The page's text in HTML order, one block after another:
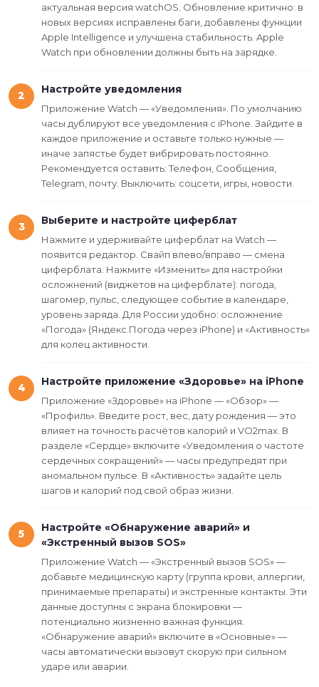
актуальная версия watchOS. Обновление критично: в
новых версиях исправлены баги, добавлены функции
Apple Intelligence и улучшена стабильность. Apple
Watch при обновлении должны быть на зарядке.
2
Настройте уведомления
Приложение Watch — «Уведомления». По умолчанию
часы дублируют все уведомления с iPhone. Зайдите в
каждое приложение и оставьте только нужные —
иначе запястье будет вибрировать постоянно.
Рекомендуется оставить: Телефон, Сообщения,
Telegram, почту. Выключить: соцсети, игры, новости.
3
Выберите и настройте циферблат
Нажмите и удерживайте циферблат на Watch —
появится редактор. Свайп влево/вправо — смена
циферблата. Нажмите «Изменить» для настройки
осложнений (виджетов на циферблате): погода,
шагомер, пульс, следующее событие в календаре,
уровень заряда. Для России удобно: осложнение
«Погода» (Яндекс.Погода через iPhone) и «Активность»
для колец активности.
4
Настройте приложение «Здоровье» на iPhone
Приложение «Здоровье» на iPhone — «Обзор» —
«Профиль». Введите рост, вес, дату рождения — это
влияет на точность расчётов калорий и VO2max. В
разделе «Сердце» включите «Уведомления о частоте
сердечных сокращений» — часы предупредят при
аномальном пульсе. В «Активность» задайте цель
шагов и калорий под свой образ жизни.
5
Настройте «Обнаружение аварий» и
«Экстренный вызов SOS»
Приложение Watch — «Экстренный вызов SOS» —
добавьте медицинскую карту (группа крови, аллергии,
принимаемые препараты) и экстренные контакты. Эти
данные доступны с экрана блокировки —
потенциально жизненно важная функция.
«Обнаружение аварий» включите в «Основные» —
часы автоматически вызовут скорую при сильном
ударе или аварии.